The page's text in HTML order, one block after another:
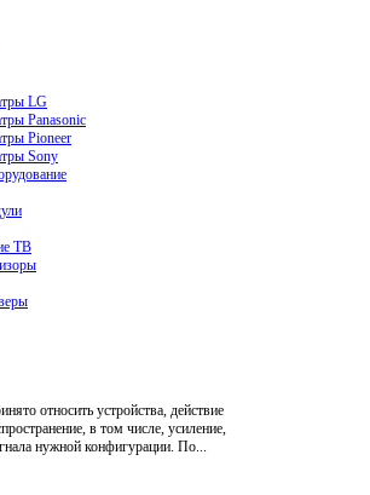
LG
Panasonic
Pioneer
Sony
ТВ
относить устройства, действие
в том числе, усиление,
нужной конфигурации. По...